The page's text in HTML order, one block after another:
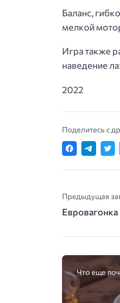
Баланс,
мелкой
Игра также
наведение
2022
Поделитесь с
Предыдущая
Что еще